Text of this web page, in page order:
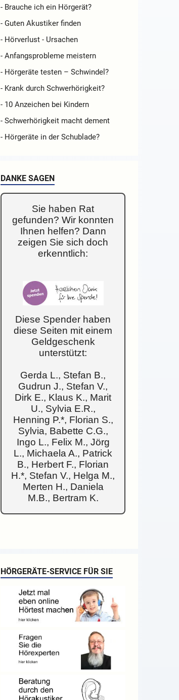
- Brauche ich ein Hörgerät?
- Guten Akustiker finden
- Hörverlust - Ursachen
- Anfangsprobleme meistern
- Hörgeräte testen – Schwindel?
- Krank durch Schwerhörigkeit?
- 10 Anzeichen bei Kindern
- Schwerhörigkeit macht dement
- Hörgeräte in der Schublade?
DANKE SAGEN
Sie haben Rat
gefunden? Wir konnten
Ihnen helfen? Dann
zeigen Sie sich doch
erkenntlich:
Diese Spender haben
diese Seiten mit einem
Geldgeschenk
unterstützt:
Gerda L., Stefan B.,
Gudrun J., Stefan V.,
Dirk E., Klaus K., Marit
U., Sylvia E.R.,
Henning P.*, Florian S.,
Sylvia, Babette C.G.,
Ingo L., Felix M., Jörg
L., Michaela A., Patrick
B., Herbert F., Florian
H.*, Stefan V., Helga M.,
Merten H., Daniela
M.B., Bertram K.
HÖRGERÄTE-SERVICE FÜR SIE